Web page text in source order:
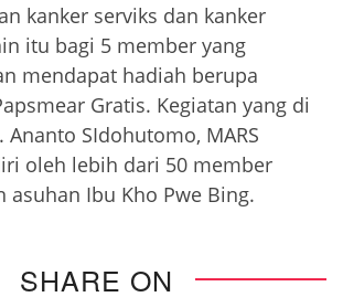
kanker serviks dan kanker
itu bagi 5 member yang
mendapat hadiah berupa
Gratis. Kegiatan yang di
SIdohutomo, MARS
oleh lebih dari 50 member
asuhan Ibu Kho Pwe Bing.
SHARE ON